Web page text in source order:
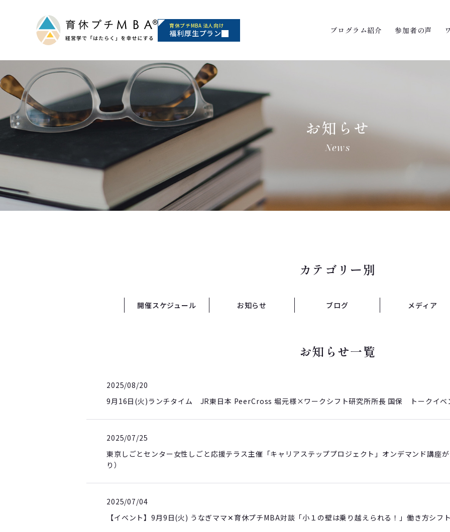
育休プチMBA 法人向け
福利厚生プラン プログラム紹介 参加者の声
お知らせ
News
カテゴリー別
開催スケジュール お知らせ ブログ メディア
お知らせ一覧
2025/08/20
9月16日(火)ランチタイム JR東日本 PeerCross 堀元様×ワークシフト研究所所長 国保 トークイベ
2025/07/25
東京しごとセンター女性しごと応援テラス主催「キャリアステッププロジェクト」オンデマンド講座
り）
2025/07/04
【イベント】9月9日(火) うなぎママ✕育休プチMBA対談「小１の壁は乗り越えられる！」働き方シフ